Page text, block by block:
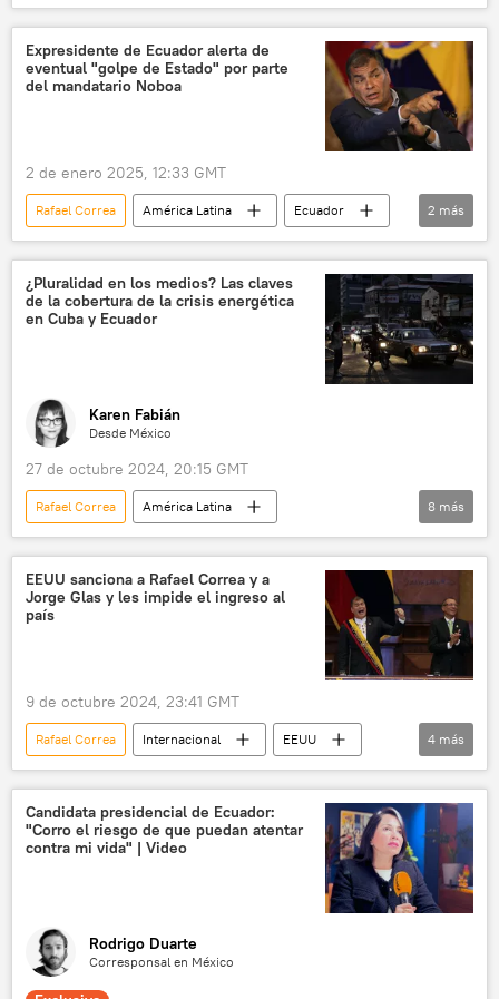
Jamil Mahuad
dólar
💬 Opinión y Análisis
💶 Divisas
Expresidente de Ecuador alerta de
eventual "golpe de Estado" por parte
del mandatario Noboa
2 de enero 2025, 12:33 GMT
Rafael Correa América Latina
Ecuador
Daniel Noboa
política
2 más
¿Pluralidad en los medios? Las claves
de la cobertura de la crisis energética
en Cuba y Ecuador
Karen Fabián
Desde México
27 de octubre 2024, 20:15 GMT
Rafael Correa
América Latina
💬 Opinión y Análisis
Cuba
Ecuador
Daniel Noboa
Andrés Manuel López Obrador
BBC
8 más
EEUU sanciona a Rafael Correa y a
Jorge Glas y les impide el ingreso al
país
9 de octubre 2024, 23:41 GMT
Rafael Correa Internacional
EEUU
Jorge Glas
Ecuador
Departamento de Estado (EEUU)
sanciones
4 más
Candidata presidencial de Ecuador:
"Corro el riesgo de que puedan atentar
contra mi vida" | Video
Rodrigo Duarte
Corresponsal en México